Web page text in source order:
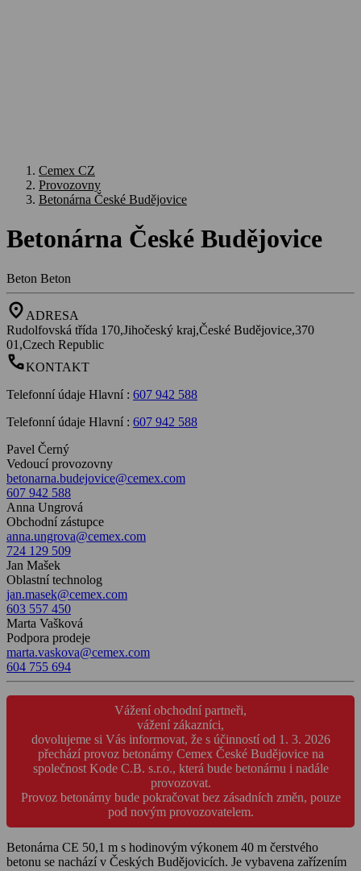
Cemex CZ
Provozovny
Betonárna České Budějovice
Betonárna České Budějovice
Beton Beton
location_on ADRESA
Rudolfovská třída 170,Jihočeský kraj,České Budějovice,370
01,Czech Republic
callKONTAKT
Telefonní údaje Hlavní : 607 942 588
Telefonní údaje Hlavní : 607 942 588
Pavel Černý
Vedoucí provozovny
betonarna.budejovice@cemex.com
607 942 588
Anna Ungrová
Obchodní zástupce
anna.ungrova@cemex.com
724 129 509
Jan Mašek
Oblastní technolog
jan.masek@cemex.com
603 557 450
Marta Vašková
Podpora prodeje
marta.vaskova@cemex.com
604 755 694
Vážení obchodní partneři,
vážení zákazníci,
dovolujeme si Vás informovat, že s účinností od 1. 3. 2026
přechází provoz betonárny Cemex České Budějovice na
společnost Kode C.B. s.r.o., která bude betonárnu i nadále
provozovat.
Provoz betonárny bude pokračovat bez zásadních změn, pouze
pod novým provozovatelem.
Betonárna CE 50,1 m s hodinovým výkonem 40 m čerstvého
betonu se nachází v Českých Budějovicích. Je vybavena zařízením